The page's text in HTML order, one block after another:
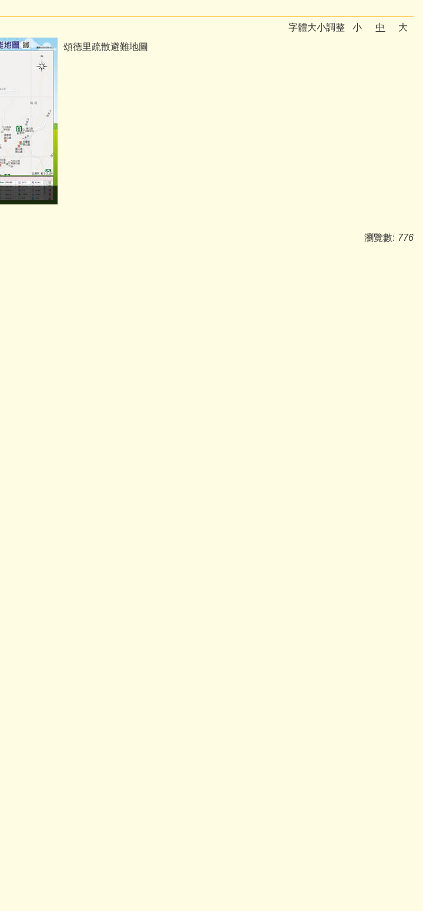
字體大小調整 小 中 大
頌德里疏散避難地圖
瀏覽數: 776